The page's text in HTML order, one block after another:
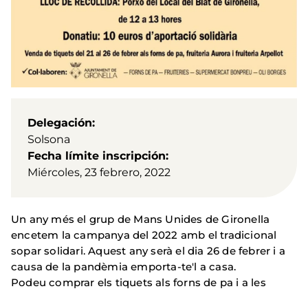
Delegación
Solsona
Fecha límite inscripción
Miércoles, 23 febrero, 2022
Un any més el grup de Mans Unides de Gironella
encetem la campanya del 2022 amb el tradicional
sopar solidari. Aquest any serà el dia 26 de febrer i a
causa de la pandèmia emporta-te'l a casa.
Podeu comprar els tiquets als forns de pa i a les